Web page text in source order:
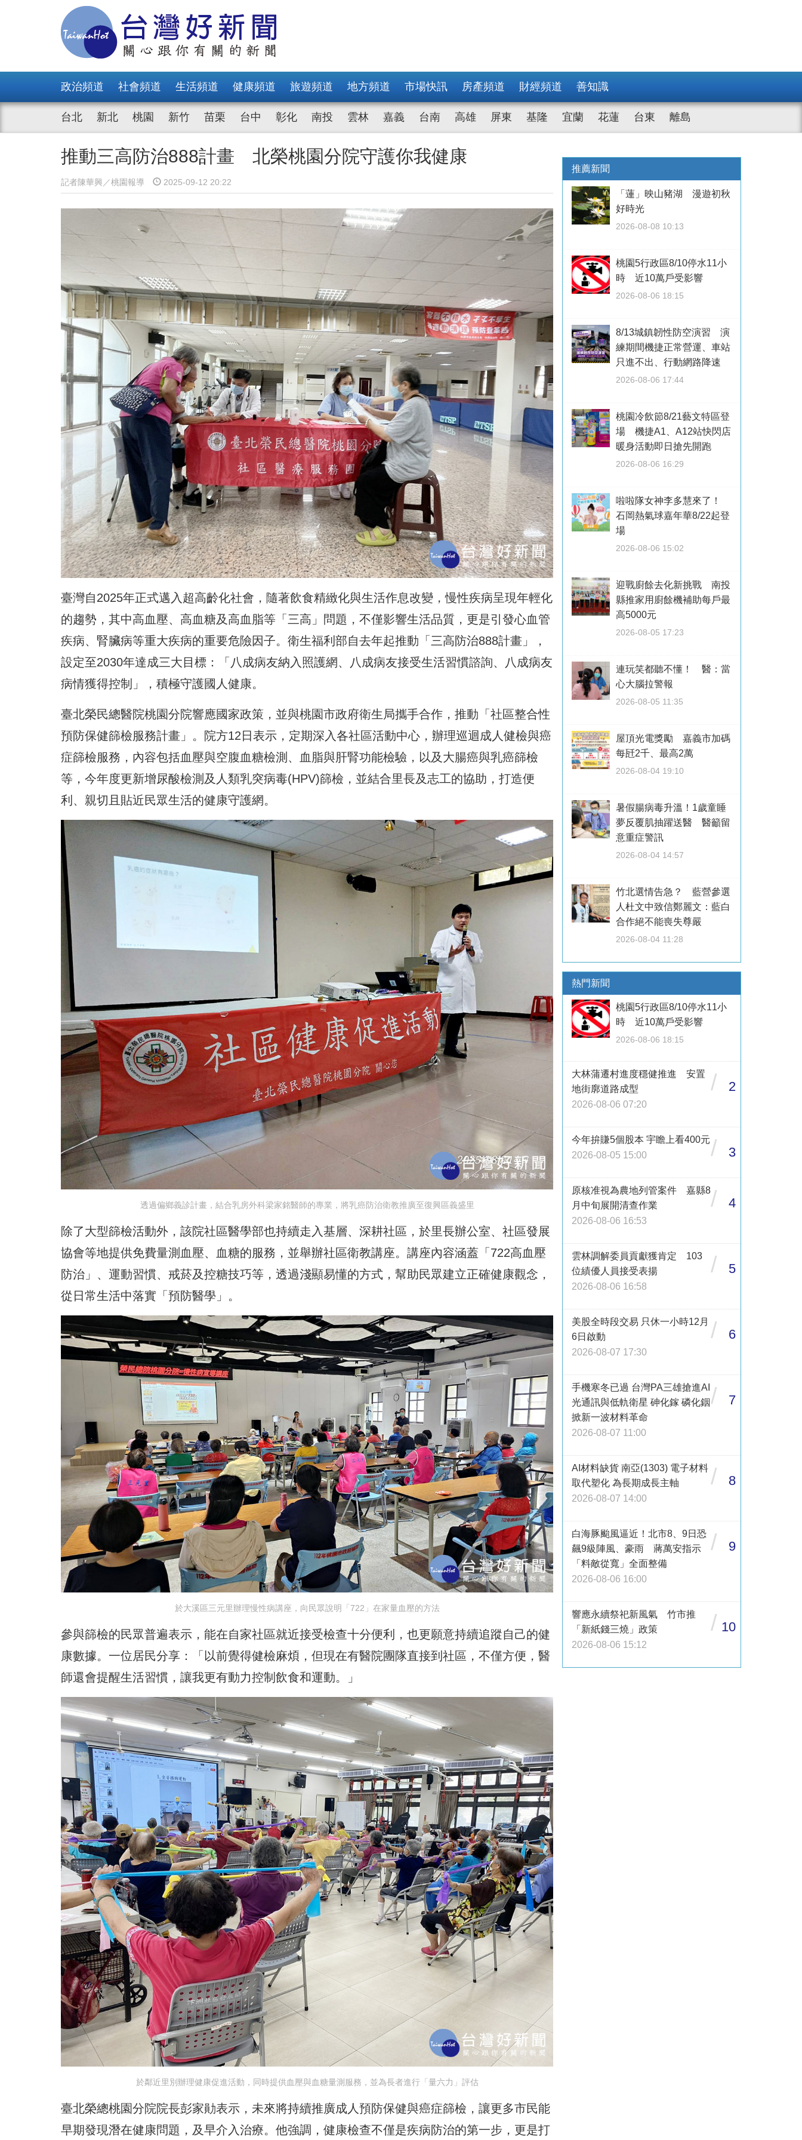
政治頻道 社會頻道 生活頻道 健康頻道 旅遊頻道 地方頻道 市場快訊 房產頻道 財經頻道 善知識
台北 新北 桃園 新竹 苗栗 台中 彰化 南投 雲林 嘉義 台南 高雄 屏東 基隆 宜蘭 花蓮 台東 離島
推動三高防治888計畫 北榮桃園分院守護你我健康
記者陳華興／桃園報導 2025-09-12 20:22
臺灣自2025年正式邁入超高齡化社會，隨著飲食精緻化與生活作息改變，慢性疾病呈現年輕化
的趨勢，其中高血壓、高血糖及高血脂等「三高」問題，不僅影響生活品質，更是引發心血管
疾病、腎臟病等重大疾病的重要危險因子。衛生福利部自去年起推動「三高防治888計畫」，
設定至2030年達成三大目標：「八成病友納入照護網、八成病友接受生活習慣諮詢、八成病友
病情獲得控制」，積極守護國人健康。
臺北榮民總醫院桃園分院響應國家政策，並與桃園市政府衛生局攜手合作，推動「社區整合性
預防保健篩檢服務計畫」。院方12日表示，定期深入各社區活動中心，辦理巡迴成人健檢與癌
症篩檢服務，內容包括血壓與空腹血糖檢測、血脂與肝腎功能檢驗，以及大腸癌與乳癌篩檢
等，今年度更新增尿酸檢測及人類乳突病毒(HPV)篩檢，並結合里長及志工的協助，打造便
利、親切且貼近民眾生活的健康守護網。
透過偏鄉義診計畫，結合乳房外科梁家銘醫師的專業，將乳癌防治衛教推廣至復興區義盛里
除了大型篩檢活動外，該院社區醫學部也持續走入基層、深耕社區，於里長辦公室、社區發展
協會等地提供免費量測血壓、血糖的服務，並舉辦社區衛教講座。講座內容涵蓋「722高血壓
防治」、運動習慣、戒菸及控糖技巧等，透過淺顯易懂的方式，幫助民眾建立正確健康觀念，
從日常生活中落實「預防醫學」。
於大溪區三元里辦理慢性病講座，向民眾說明「722」在家量血壓的方法
參與篩檢的民眾普遍表示，能在自家社區就近接受檢查十分便利，也更願意持續追蹤自己的健
康數據。一位居民分享：「以前覺得健檢麻煩，但現在有醫院團隊直接到社區，不僅方便，醫
師還會提醒生活習慣，讓我更有動力控制飲食和運動。」
於鄰近里別辦理健康促進活動，同時提供血壓與血糖量測服務，並為長者進行「量六力」評估
臺北榮總桃園分院院長彭家勛表示，未來將持續推廣成人預防保健與癌症篩檢，讓更多市民能
早期發現潛在健康問題，及早介入治療。他強調，健康檢查不僅是疾病防治的第一步，更是打
推薦新聞
「蓮」映山豬湖 漫遊初秋
好時光
2026-08-08 10:13
桃園5行政區8/10停水11小
時 近10萬戶受影響
2026-08-06 18:15
8/13城鎮韌性防空演習 演
練期間機捷正常營運、車站
只進不出、行動網路降速
2026-08-06 17:44
桃園冷飲節8/21藝文特區登
場 機捷A1、A12站快閃店
暖身活動即日搶先開跑
2026-08-06 16:29
啦啦隊女神李多慧來了！
石岡熱氣球嘉年華8/22起登
場
2026-08-06 15:02
迎戰廚餘去化新挑戰 南投
縣推家用廚餘機補助每戶最
高5000元
2026-08-05 17:23
連玩笑都聽不懂！ 醫：當
心大腦拉警報
2026-08-05 11:35
屋頂光電獎勵 嘉義市加碼
每瓩2千、最高2萬
2026-08-04 19:10
暑假腸病毒升溫！1歲童睡
夢反覆肌抽躍送醫 醫籲留
意重症警訊
2026-08-04 14:57
竹北選情告急？ 藍營參選
人杜文中致信鄭麗文：藍白
合作絕不能喪失尊嚴
2026-08-04 11:28
熱門新聞
桃園5行政區8/10停水11小
時 近10萬戶受影響
2026-08-06 18:15
大林蒲遷村進度穩健推進 安置
地街廓道路成型
2026-08-06 07:20
/ 2
今年拚賺5個股本 宇瞻上看400元
2026-08-05 15:00
/ 3
原核准視為農地列管案件 嘉縣8
月中旬展開清查作業
2026-08-06 16:53
/ 4
雲林調解委員貢獻獲肯定 103
位績優人員接受表揚
2026-08-06 16:58
/ 5
美股全時段交易 只休一小時12月
6日啟動
2026-08-07 17:30
/ 6
手機寒冬已過 台灣PA三雄搶進AI
光通訊與低軌衛星 砷化鎵 磷化銦
掀新一波材料革命
2026-08-07 11:00
/ 7
AI材料缺貨 南亞(1303) 電子材料
取代塑化 為長期成長主軸
2026-08-07 14:00
/ 8
白海豚颱風逼近！北市8、9日恐
飆9級陣風、豪雨 蔣萬安指示
「料敵從寬」全面整備
2026-08-06 16:00
/ 9
響應永續祭祀新風氣 竹市推
「新紙錢三燒」政策
2026-08-06 15:12
/ 10